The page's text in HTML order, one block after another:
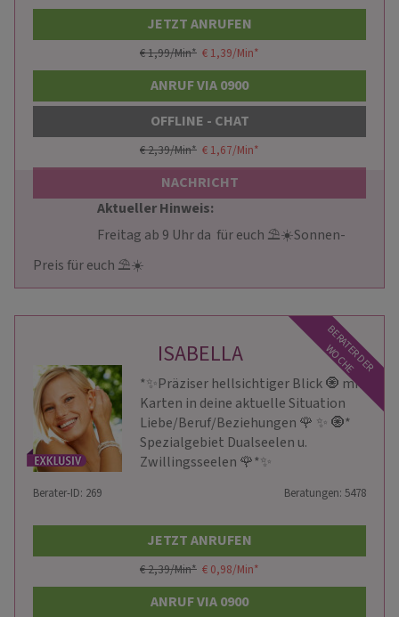
JETZT ANRUFEN
€ 1,99/Min* € 1,39/Min*
ANRUF VIA 0900
OFFLINE - CHAT
€ 2,39/Min* € 1,67/Min*
NACHRICHT
Aktueller Hinweis:
Preis für euch ⛱️☀️
ISABELLA BERATER DER
WOCHE
*✨Präziser hellsichtiger Blick 🧿 mit
Karten in deine aktuelle Situation
Liebe/Beruf/Beziehungen 🌹 ✨ 🧿*
Spezialgebiet Dualseelen u.
Zwillingsseelen 🌹*✨
Berater-ID: 269 Beratungen: 5478
JETZT ANRUFEN
€ 2,39/Min* € 0,98/Min*
ANRUF VIA 0900